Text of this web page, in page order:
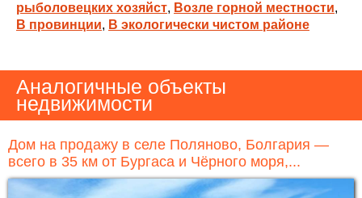
рыболовецких хозяйст, Возле горной местности,
В провинции, В экологически чистом районе
Аналогичные объекты
недвижимости
Дом на продажу в селе Поляново, Болгария —
всего в 35 км от Бургаса и Чёрного моря,...